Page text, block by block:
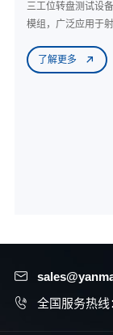
三工位转盘测试设
模组，广泛应用于
均划分为三个工位
试。通过循环流转
UPH。此外，该设
位可进行双PCS并
了解更多
全国服务热线